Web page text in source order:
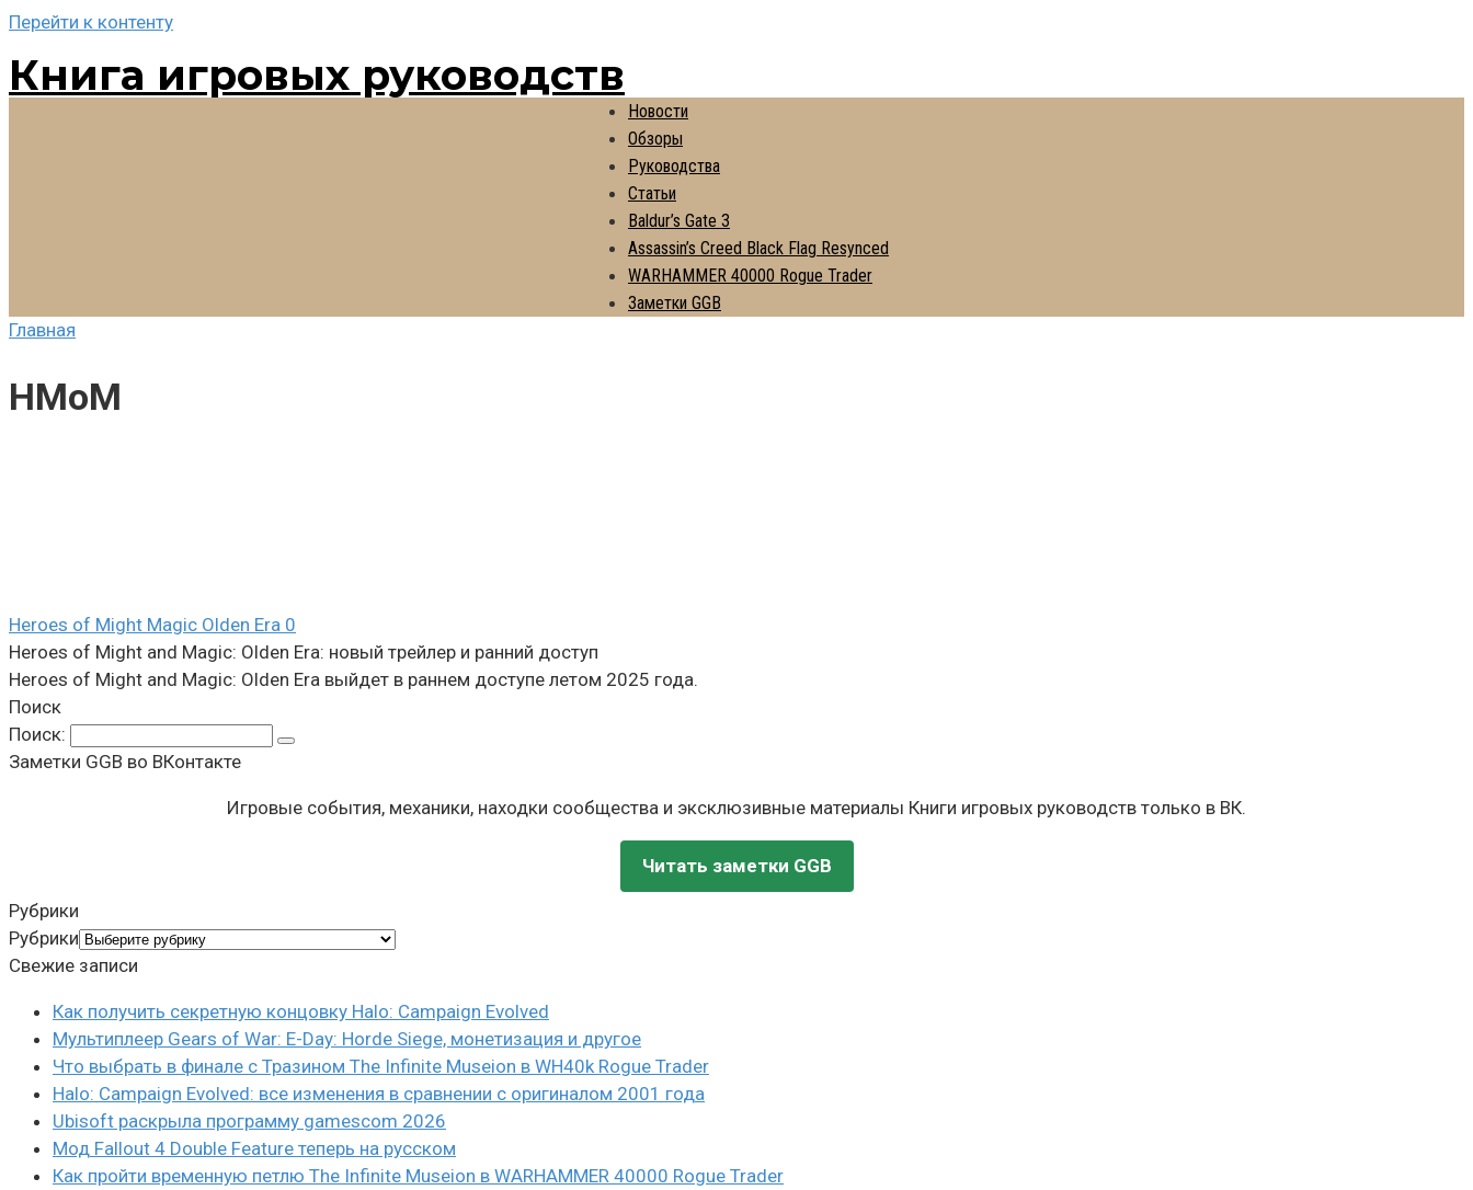
Перейти к контенту
Книга игровых руководств
Новости
Обзоры
Руководства
Статьи
Baldur’s Gate 3
Assassin’s Creed Black Flag Resynced
WARHAMMER 40000 Rogue Trader
Заметки GGB
Главная
HMoM
Heroes of Might Magic Olden Era 0
Heroes of Might and Magic: Olden Era: новый трейлер и ранний доступ
Heroes of Might and Magic: Olden Era выйдет в раннем доступе летом 2025 года.
Поиск
Поиск:
Заметки GGB во ВКонтакте
Игровые события, механики, находки сообщества и эксклюзивные материалы Книги игровых руководств только в ВК.
Читать заметки GGB
Рубрики
Рубрики
Свежие записи
Как получить секретную концовку Halo: Campaign Evolved
Мультиплеер Gears of War: E-Day: Horde Siege, монетизация и другое
Что выбрать в финале с Тразином The Infinite Museion в WH40k Rogue Trader
Halo: Campaign Evolved: все изменения в сравнении с оригиналом 2001 года
Ubisoft раскрыла программу gamescom 2026
Мод Fallout 4 Double Feature теперь на русском
Как пройти временную петлю The Infinite Museion в WARHAMMER 40000 Rogue Trader